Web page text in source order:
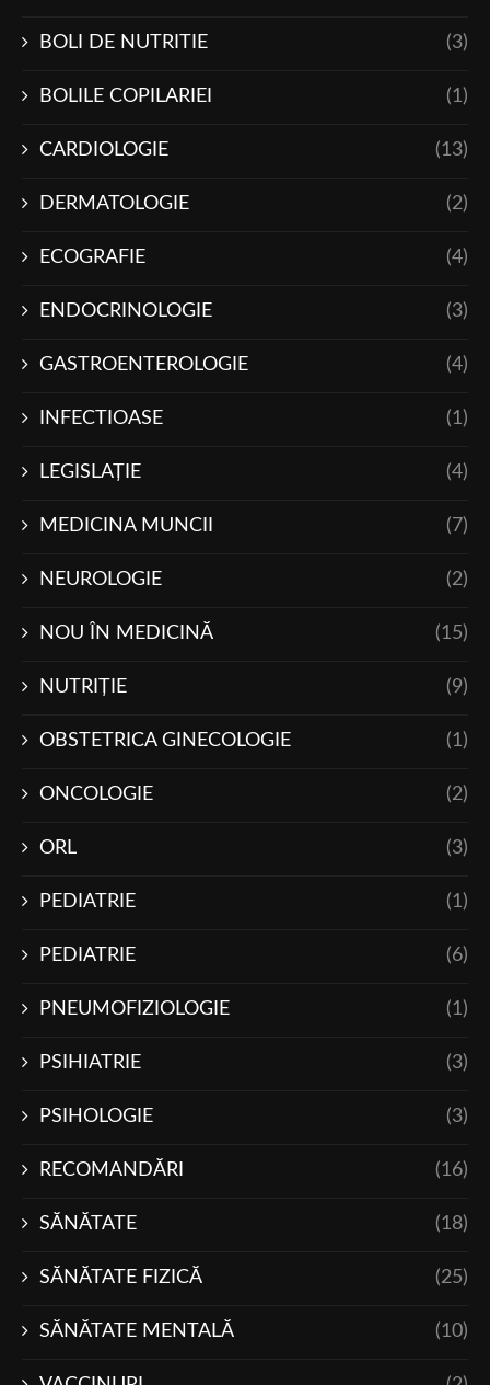
BOLI DE NUTRITIE (3)
BOLILE COPILARIEI (1)
CARDIOLOGIE (13)
DERMATOLOGIE (2)
ECOGRAFIE (4)
ENDOCRINOLOGIE (3)
GASTROENTEROLOGIE (4)
INFECTIOASE (1)
LEGISLAŢIE (4)
MEDICINA MUNCII (7)
NEUROLOGIE (2)
NOU ÎN MEDICINĂ (15)
NUTRIŢIE (9)
OBSTETRICA GINECOLOGIE (1)
ONCOLOGIE (2)
ORL (3)
PEDIATRIE (1)
PEDIATRIE (6)
PNEUMOFIZIOLOGIE (1)
PSIHIATRIE (3)
PSIHOLOGIE (3)
RECOMANDĂRI (16)
SĂNĂTATE (18)
SĂNĂTATE FIZICĂ (25)
SĂNĂTATE MENTALĂ (10)